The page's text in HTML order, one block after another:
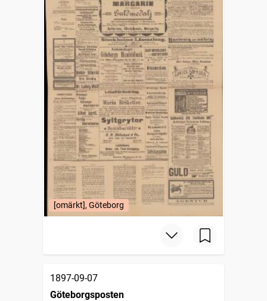
[omärkt], Göteborg
1897-09-07
Göteborgsposten